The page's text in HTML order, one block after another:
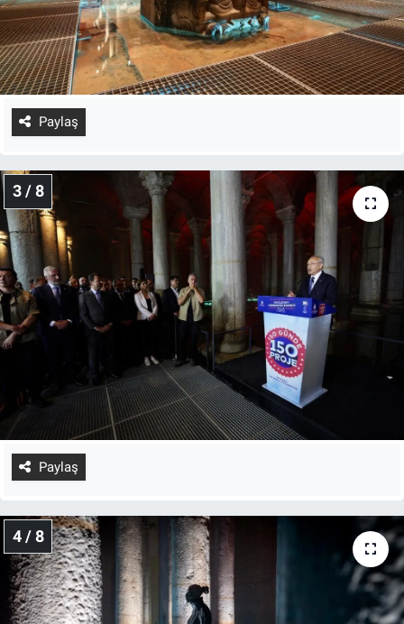
Paylaş
3 / 8
Paylaş
4 / 8